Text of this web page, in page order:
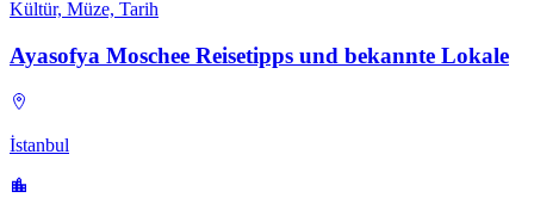
Kültür, Müze, Tarih
Ayasofya Moschee Reisetipps und bekannte Lokale
İstanbul